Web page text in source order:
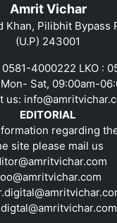
Amrit Vichar
Khan, Pilibhit Bypass
(U.P) 243001
4000222 LKO :
Sat, 09:00am-
us:
EDITORIAL
regarding
site please mail us